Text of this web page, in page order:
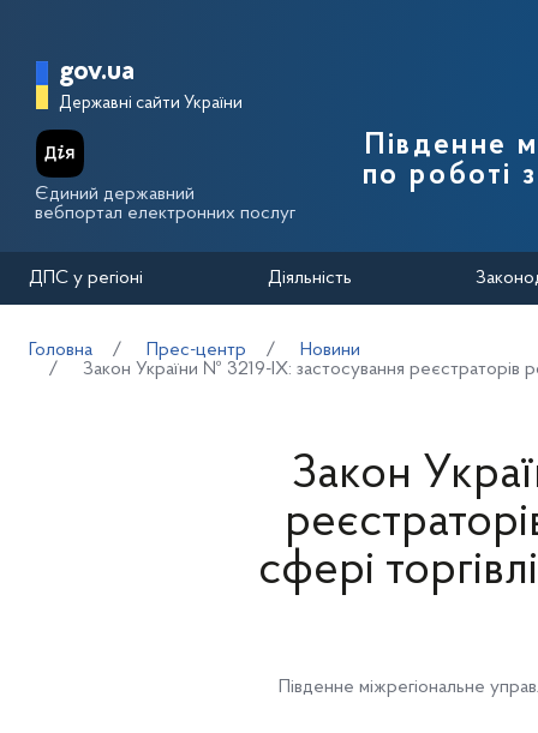
Головна сторінка Державної
gov.ua
Державні сайти України
Єдиний державний
вебпортал електронних послуг
Південне
по роботі
ДПС у регіоні Діяльність
Головна Прес-центр
Новини
Закон України № 3219-IX: застосування реєстраторів
Закон
сфері
Південне міжрегіональне